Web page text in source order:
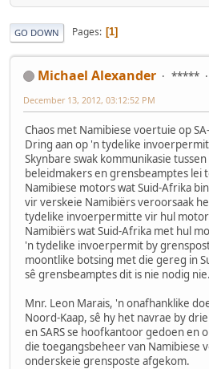
GO DOWN Pages 1
Michael Alexander *****
December 13, 2012, 03:12:52 PM
Chaos met Namibiese voertuie op
Dring aan op 'n tydelike
Skynbare swak kommunikasie
beleidmakers en grensbeamptes lei
Namibiese motors wat Suid-Afrika
vir verskeie Namibiërs veroorsaak
tydelike invoerpermitte vir hul
Namibiërs wat Suid-Afrika met hul
'n tydelike invoerpermit by
moontlike botsing met die gereg in
sê grensbeamptes dit is nie nodig nie.
Mnr. Leon Marais, 'n onafhanklike
Noord-Kaap, sê hy het navrae by
en SARS se hoofkantoor gedoen en
die toegangsbeheer van Namibiese
onderskeie grensposte afgekom.